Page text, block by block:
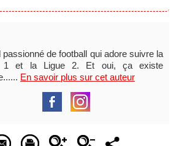
passionné de football qui adore suivre la
1 et la Ligue 2. Et oui, ça existe
En savoir plus sur cet auteur